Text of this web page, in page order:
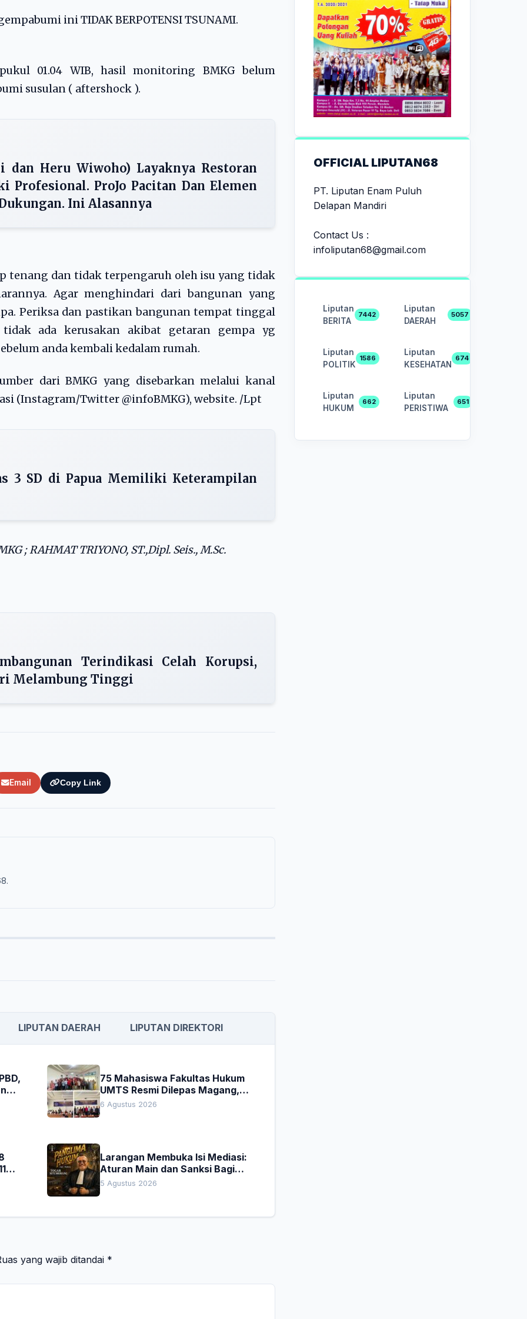
ini TIDAK BERPOTENSI TSUNAMI.
01.04 WIB, hasil monitoring BMKG belum
susulan ( aftershock ).
dan Heru Wiwoho) Layaknya Restoran
Profesional. ProJo Pacitan Dan Elemen
Ini Alasannya
tenang dan tidak terpengaruh oleh isu yang tidak
Agar menghindari dari bangunan yang
Periksa dan pastikan bangunan tempat tinggal
ada kerusakan akibat getaran gempa yg
anda kembali kedalam rumah.
dari BMKG yang disebarkan melalui kanal
(Instagram/Twitter @infoBMKG), website. /Lpt
3 SD di Papua Memiliki Keterampilan
; RAHMAT TRIYONO, ST.,Dipl. Seis., M.Sc.
Terindikasi Celah Korupsi,
Melambung Tinggi
Email Copy Link
LIPUTAN DAERAH LIPUTAN DIREKTORI
75 Mahasiswa Fakultas Hukum
UMTS Resmi Dilepas Magang,
Dekan Titip Empat Pesan
6 Agustus 2026
Larangan Membuka Isi Mediasi:
Aturan Main dan Sanksi Bagi
Penegak Hukum
5 Agustus 2026
yang wajib ditandai *
OFFICIAL LIPUTAN68
PT. Liputan Enam Puluh
Delapan Mandiri
Contact Us :
infoliputan68@gmail.com
Liputan
BERITA
7442
Liputan
DAERAH
5057
Liputan
POLITIK
1586
Liputan
KESEHATAN
674
Liputan
HUKUM
662
Liputan
PERISTIWA
651